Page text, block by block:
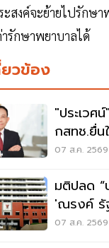
สงค์จะย้ายไปรัก
รักษาพยาบาลได้
ยวข้อง
"ประเวศ
กสทช.ยื่น
นพ.สรณ
07 ส.ค.
มติปลด “
'ณรงค์ รั
สรรหาโต้
07 ส.ค.